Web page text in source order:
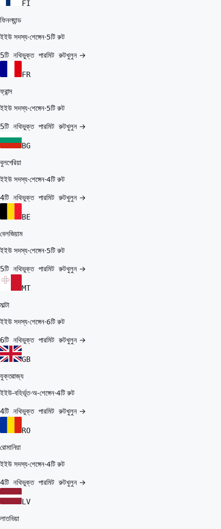
FI
ফিনল্যান্ড
ইইউ সদস্য·শেঙ্গেন·5টি রুট
5টি নথিভুক্ত পারমিট রুটখুলুন →
FR
ফ্রান্স
ইইউ সদস্য·শেঙ্গেন·5টি রুট
5টি নথিভুক্ত পারমিট রুটখুলুন →
BG
বুলগেরিয়া
ইইউ সদস্য·শেঙ্গেন·4টি রুট
4টি নথিভুক্ত পারমিট রুটখুলুন →
BE
বেলজিয়াম
ইইউ সদস্য·শেঙ্গেন·5টি রুট
5টি নথিভুক্ত পারমিট রুটখুলুন →
MT
মাল্টা
ইইউ সদস্য·শেঙ্গেন·6টি রুট
6টি নথিভুক্ত পারমিট রুটখুলুন →
GB
যুক্তরাজ্য
ইইউ-বহির্ভূত·অ-শেঙ্গেন·4টি রুট
4টি নথিভুক্ত পারমিট রুটখুলুন →
RO
রোমানিয়া
ইইউ সদস্য·শেঙ্গেন·4টি রুট
4টি নথিভুক্ত পারমিট রুটখুলুন →
LV
লাতভিয়া